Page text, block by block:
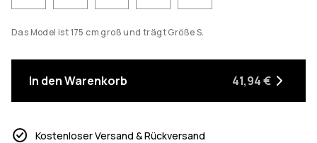
Das Model ist 175 cm groß und trägt Größe S.
In den Warenkorb 41,94 €
Kostenloser Versand & Rückversand